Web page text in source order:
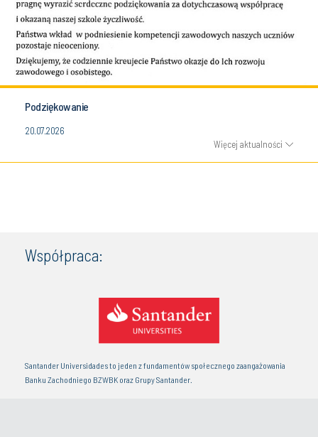
Podziękowanie
20.07.2026
Więcej aktualności
Współpraca:
Santander Universidades to jeden z fundamentów społecznego zaangażowania
Banku Zachodniego BZWBK oraz Grupy Santander.